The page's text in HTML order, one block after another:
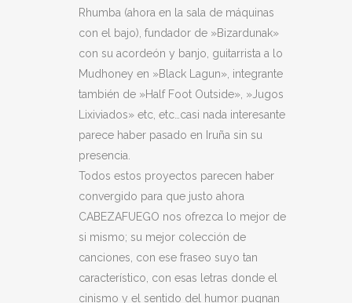
Rhumba (ahora en la sala de máquinas
con el bajo), fundador de »Bizardunak»
con su acordeón y banjo, guitarrista a lo
Mudhoney en »Black Lagun», integrante
también de »Half Foot Outside», »Jugos
Lixiviados» etc, etc…casi nada interesante
parece haber pasado en Iruña sin su
presencia.
Todos estos proyectos parecen haber
convergido para que justo ahora
CABEZAFUEGO nos ofrezca lo mejor de
si mismo; su mejor colección de
canciones, con ese fraseo suyo tan
característico, con esas letras donde el
cinismo y el sentido del humor pugnan